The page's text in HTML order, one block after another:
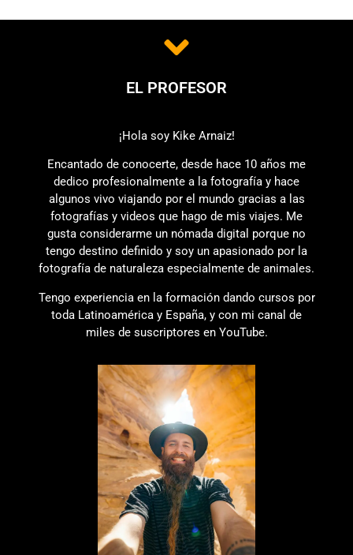
EL PROFESOR
¡Hola soy Kike Arnaiz!
Encantado de conocerte, desde hace 10 años me
dedico profesionalmente a la fotografía y hace
algunos vivo viajando por el mundo gracias a las
fotografías y videos que hago de mis viajes. Me
gusta considerarme un nómada digital porque no
tengo destino definido y soy un apasionado por la
fotografía de naturaleza especialmente de animales.
Tengo experiencia en la formación dando cursos por
toda Latinoamérica y España, y con mi canal de
miles de suscriptores en YouTube.